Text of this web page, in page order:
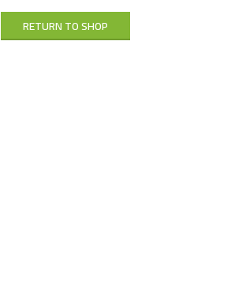
RETURN TO SHOP